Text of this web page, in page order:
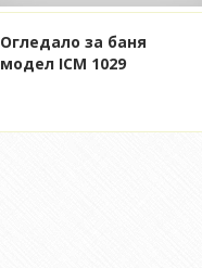
Огледало за баня
модел ICM 1029